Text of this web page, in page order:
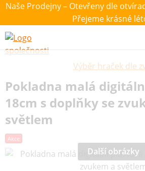
Naše Prodejny – Otevřeny dle
Přejeme krásné
Výběr hraček dle
Pokladna malá
18cm s doplňky se
světlem
Akce
Další obrázky